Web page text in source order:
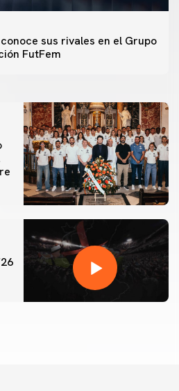
conoce sus rivales en el Grupo
FutFemCF 7/8/2026